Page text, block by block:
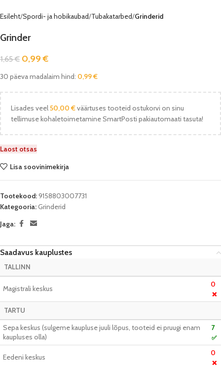
Esileht Spordi- ja hobikaubad Tubakatarbed Grinderid
Grinder
1,65€ 0,99€
30 päeva madalaim hind: 0,99€
Lisades veel50,00 €väärtuses tooteid ostukorvi on sinu
tellimuse kohaletoimetamine SmartPosti pakiautomaati tasuta!
Laost otsas
Lisa soovinimekirja
Tootekood:9158803007731
Kategooria:Grinderid
Jaga:
Saadavus kauplustes
TALLINN
Magistrali keskus 0
❌
TARTU
Sepa keskus (sulgeme kaupluse juuli lõpus, tooteid ei pruugi enam
kaupluses olla)
7
✅
Eedeni keskus 0
❌